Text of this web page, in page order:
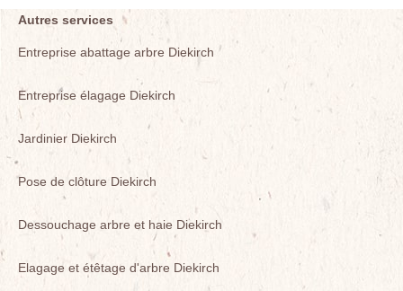
Autres services
Entreprise abattage arbre Diekirch
Entreprise élagage Diekirch
Jardinier Diekirch
Pose de clôture Diekirch
Dessouchage arbre et haie Diekirch
Elagage et étêtage d'arbre Diekirch